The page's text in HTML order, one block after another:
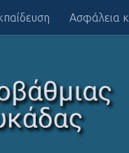
Ασφάλεια